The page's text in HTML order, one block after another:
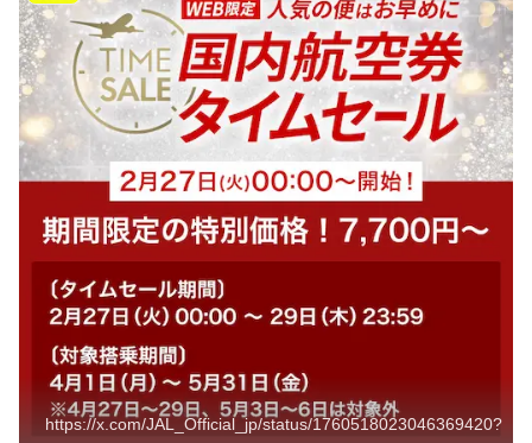
https://x.com/JAL_Official_jp/status/1760518023046369420?